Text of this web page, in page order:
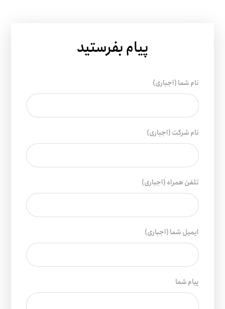
پیام بفرستید
نام شما (اجباری)
نام شرکت (اجباری)
تلفن همراه (اجباری)
ایمیل شما (اجباری)
پیام شما